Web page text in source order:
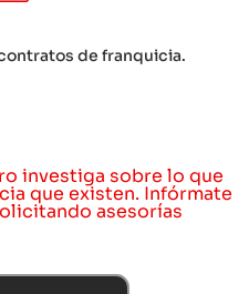
de franquicia.
investiga sobre lo que
que existen. Infórmate
asesorías